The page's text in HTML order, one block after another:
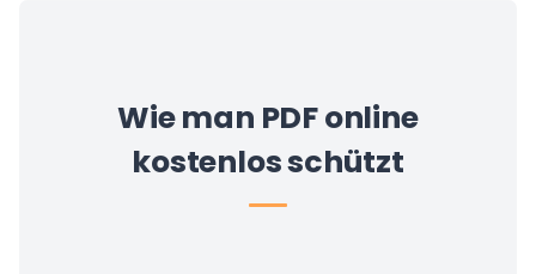
Wie man PDF online
kostenlos schützt